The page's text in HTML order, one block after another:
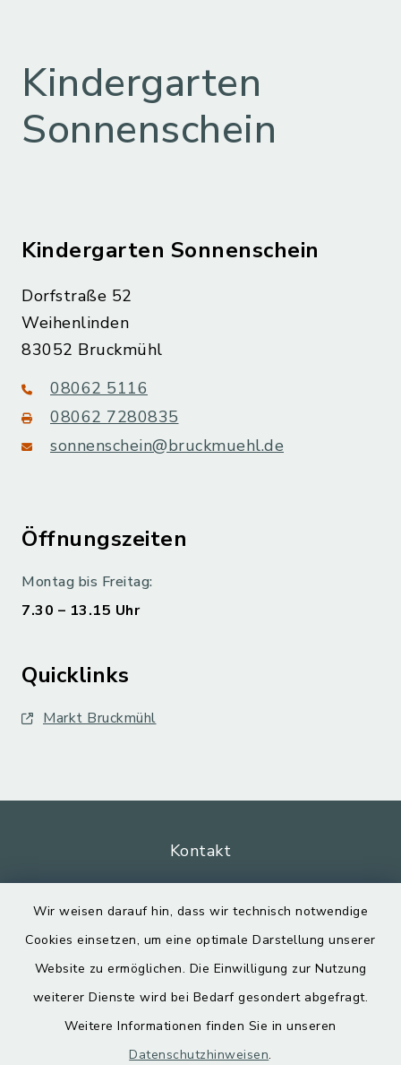
Wir weisen darauf hin, dass wir technisch notwendige
Cookies einsetzen, um eine optimale Darstellung unserer
Website zu ermöglichen. Die Einwilligung zur Nutzung
weiterer Dienste wird bei Bedarf gesondert abgefragt.
Weitere Informationen finden Sie in unseren
Datenschutzhinweisen.
Kindergarten
Sonnenschein
Kindergarten Sonnenschein
Dorfstraße 52
Weihenlinden
83052 Bruckmühl
08062 5116
08062 7280835
sonnenschein@bruckmuehl.de
Öffnungszeiten
Montag bis Freitag:
7.30 – 13.15 Uhr
Quicklinks
Markt Bruckmühl
Kontakt
Datenschutz
Impressum